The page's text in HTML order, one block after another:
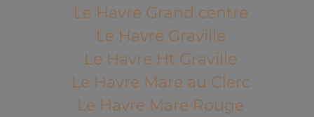
Le Havre Grand centre
Le Havre Graville
Le Havre Ht Graville
Le Havre Mare au Clerc
Le Havre Mare Rouge